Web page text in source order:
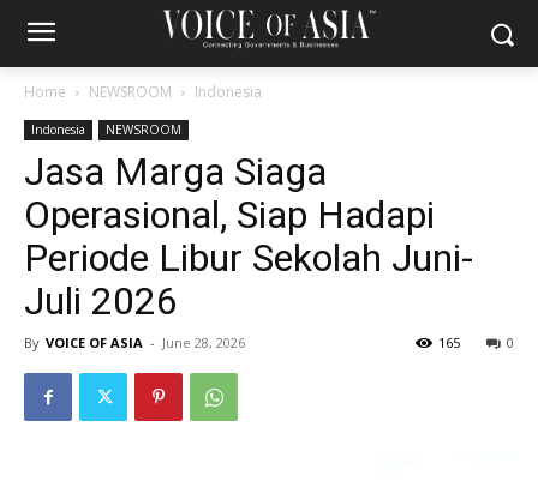
Home NEWSROOM Indonesia
Indonesia NEWSROOM
Jasa Marga Siaga
Operasional, Siap Hadapi
Periode Libur Sekolah Juni-
Juli 2026
By VOICE OF ASIA - June 28, 2026 0
165